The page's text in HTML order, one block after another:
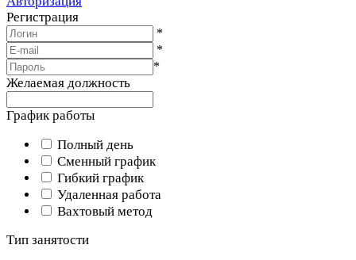
Регистрация
*
*
*
Желаемая должность
График работы
Полный день
Сменный график
Гибкий график
Удаленная работа
Вахтовый метод
Тип занятости